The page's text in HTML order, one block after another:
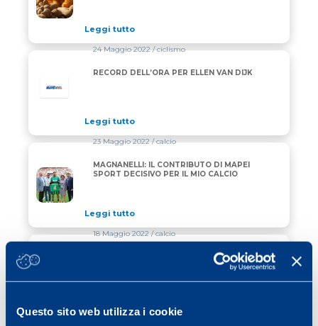
Questo sito web utilizza i cookie
Leggi tutto
24 Maggio 2022/ ciclismo
RECORD DELL’ORA PER ELLEN VAN DIJK
Leggi tutto
MAGNANELLI: IL CONTRIBUTO DI MAPEI SPORT
23 Maggio 2022/ calcio
MAGNANELLI: IL CONTRIBUTO DI MAPEI
SPORT DECISIVO PER IL MIO CALCIO
Leggi tutto
UN ANNO DI GENERAZIONE S “PER DIVENTARE
18 Maggio 2022/ calcio
UN ANNO DI GENERAZIONE S “PER
Leggi tutto